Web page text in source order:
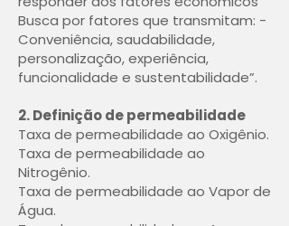
Busca por fatores que transmitam: -
Conveniência, saudabilidade,
personalização, experiência,
funcionalidade e sustentabilidade”.
2. Definição de permeabilidade
Taxa de permeabilidade ao Oxigênio.
Taxa de permeabilidade ao
Nitrogênio.
Taxa de permeabilidade ao Vapor de
Água.